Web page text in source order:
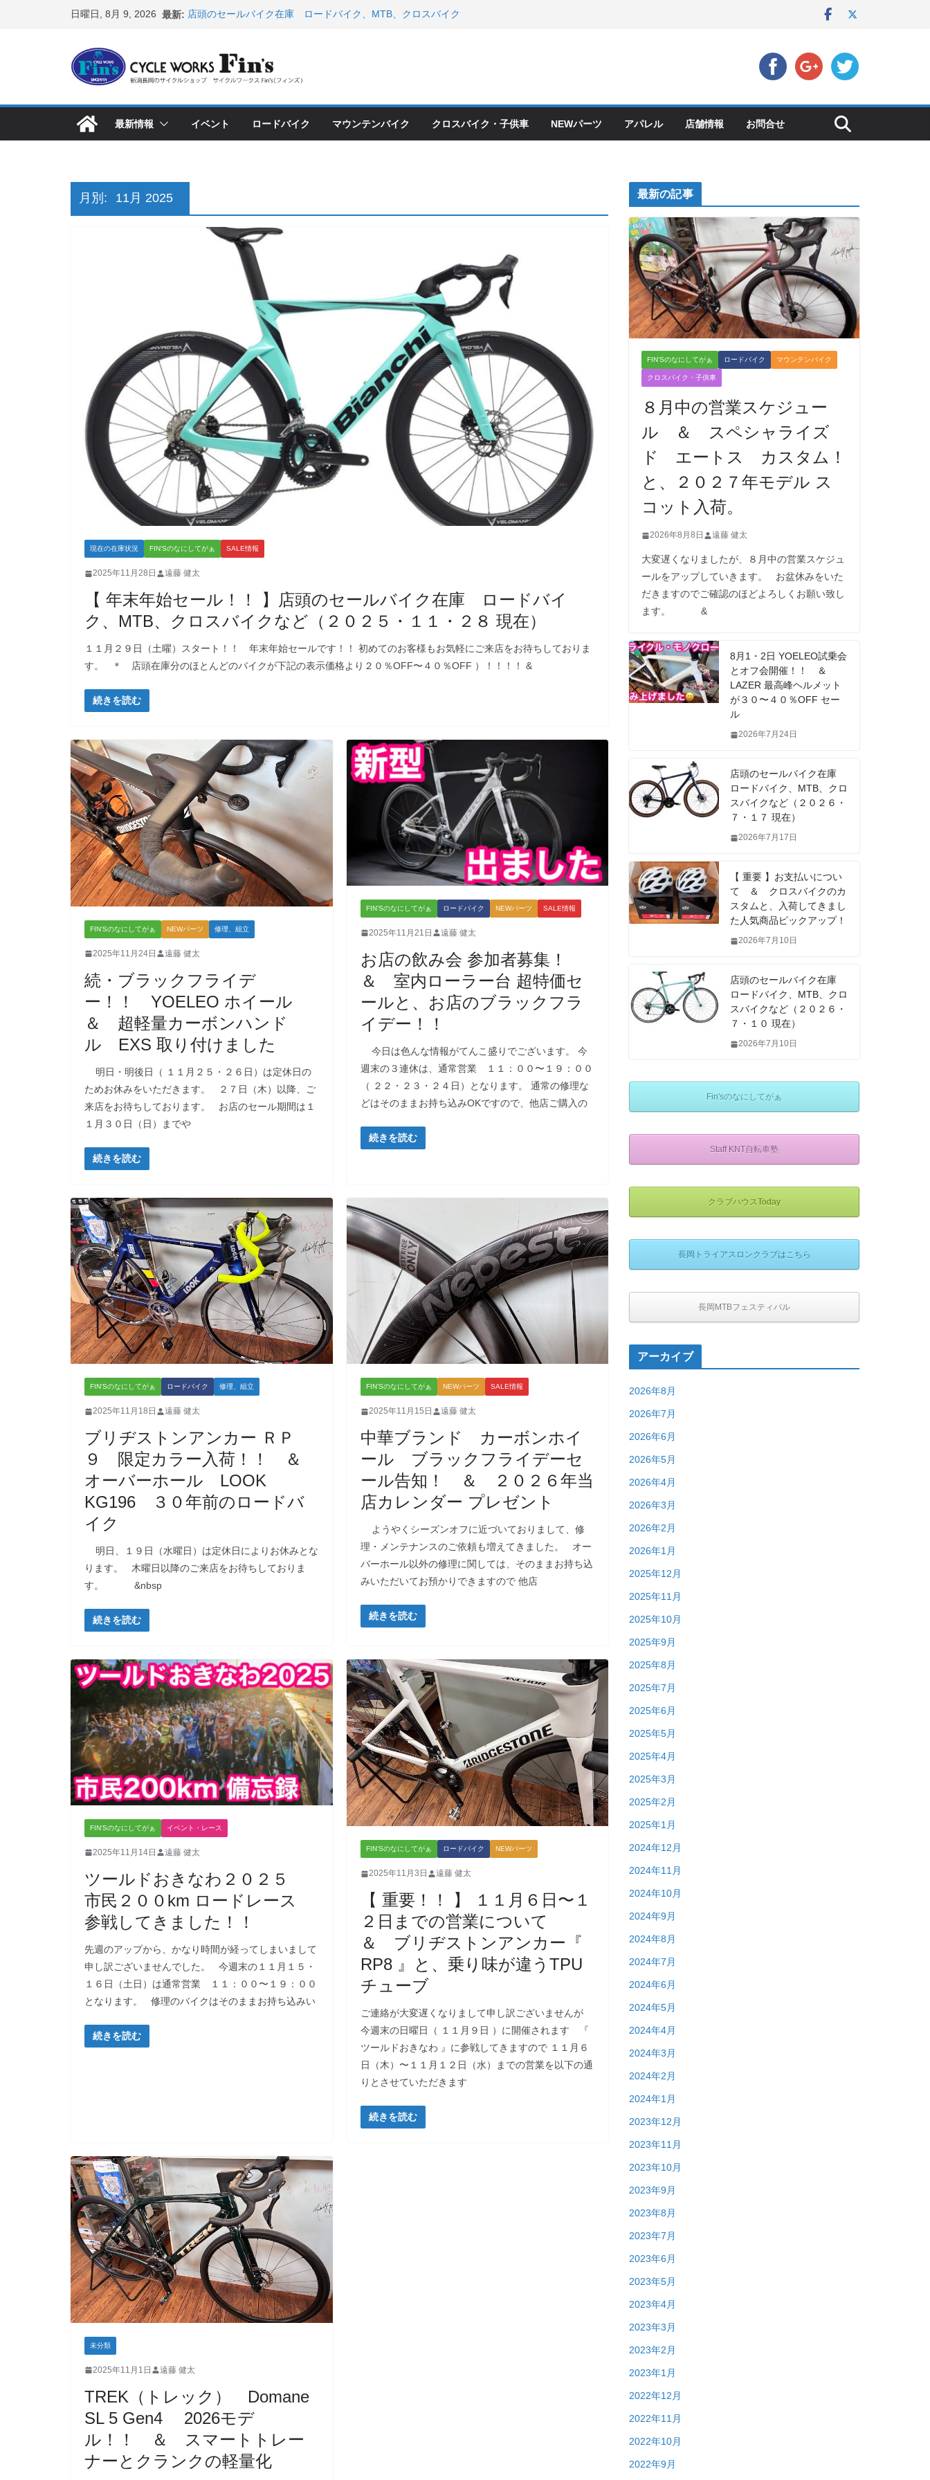
へ
キ
日曜日, 8月 9, 2026 最新: 店頭のセールバイク在庫 ロードバイク、MTB、クロスバイク
ス カスタム！と、２０２７年モデル スコット入荷。
8月1・2日 YOELEO試乗会とオフ会開催！！ ＆ LAZER 最高
峰ヘルメットが３０〜４０％OFF セール
など（２０２６・７・１７ 現在）
【 重要 】お支払いについて ＆ クロスバイクのカスタムと、
入荷してきました人気商品ピックアップ！
最新情報 イベント ロードバイク マウンテンバイク クロスバイク・子供車 NEWパーツ アパレル 店舗情報 お問合せ
月別: 11月 2025
現在の在庫状況 FIN'Sのなにしてがぁ SALE情報
2025年11月28日 遠藤 健太
【 年末年始セール！！ 】店頭のセールバイク在庫 ロードバイ
ク、MTB、クロスバイクなど（２０２５・１１・２８ 現在）
１１月２９日（土曜）スタート！！ 年末年始セールです！！ 初めてのお客様もお気軽にご来店をお待ちしておりま
す。 ＊ 店頭在庫分のほとんどのバイクが下記の表示価格より２０％OFF〜４０％OFF ）！！！！ &
続きを読む
FIN'Sのなにしてがぁ NEWパーツ 修理、組立
2025年11月24日 遠藤 健太
続・ブラックフライデ
ー！！ YOELEO ホイール
＆ 超軽量カーボンハンド
ル EXS 取り付けました
明日・明後日（ １１月２５・２６日）は定休日の
ためお休みをいただきます。 ２７日（木）以降、ご
来店をお待ちしております。 お店のセール期間は１
１月３０日（日）までや
続きを読む
FIN'Sのなにしてがぁ ロードバイク NEWパーツ SALE情報
2025年11月21日 遠藤 健太
お店の飲み会 参加者募集！
＆ 室内ローラー台 超特価セ
ールと、お店のブラックフラ
イデー！！
今日は色んな情報がてんこ盛りでございます。 今
週末の３連休は、通常営業 １１：００〜１９：００
（ ２２・２３・２４日）となります。 通常の修理な
どはそのままお持ち込みOKですので、他店ご購入の
続きを読む
FIN'Sのなにしてがぁ ロードバイク 修理、組立
2025年11月18日 遠藤 健太
ブリヂストンアンカー ＲＰ
９ 限定カラー入荷！！ ＆
オーバーホール LOOK
KG196 ３０年前のロードバ
イク
明日、１９日（水曜日）は定休日によりお休みとな
ります。 木曜日以降のご来店をお待ちしておりま
す。 &nbsp
続きを読む
FIN'Sのなにしてがぁ NEWパーツ SALE情報
2025年11月15日 遠藤 健太
中華ブランド カーボンホイ
ール ブラックフライデーセ
ール告知！ ＆ ２０２６年当
店カレンダー プレゼント
ようやくシーズンオフに近づいておりまして、修
理・メンテナンスのご依頼も増えてきました。 オー
バーホール以外の修理に関しては、そのままお持ち込
みいただいてお預かりできますので 他店
続きを読む
FIN'Sのなにしてがぁ イベント・レース
2025年11月14日 遠藤 健太
ツールドおきなわ２０２５
市民２００km ロードレース
参戦してきました！！
先週のアップから、かなり時間が経ってしまいまして
申し訳ございませんでした。 今週末の１１月１５・
１６日（土日）は通常営業 １１：００〜１９：００
となります。 修理のバイクはそのままお持ち込みい
続きを読む
FIN'Sのなにしてがぁ ロードバイク NEWパーツ
2025年11月3日 遠藤 健太
【 重要！！ 】 １１月６日〜１
２日までの営業について
＆ ブリヂストンアンカー『
RP8 』と、乗り味が違うTPU
チューブ
ご連絡が大変遅くなりまして申し訳ございませんが
今週末の日曜日（ １１月９日 ）に開催されます 『
ツールドおきなわ 』に参戦してきますので １１月６
日（木）〜１１月１２日（水）までの営業を以下の通
りとさせていただきます
続きを読む
未分類
2025年11月1日 遠藤 健太
TREK（トレック） Domane
SL 5 Gen4 2026モデ
ル！！ ＆ スマートトレー
ナーとクランクの軽量化
最新の記事
FIN'Sのなにしてがぁ ロードバイク マウンテンバイク
クロスバイク・子供車
８月中の営業スケジュー
ル ＆ スペシャライズ
ド エートス カスタム！
と、２０２７年モデル ス
コット入荷。
2026年8月8日 遠藤 健太
大変遅くなりましたが、８月中の営業スケジュ
ールをアップしていきます。 お盆休みをいた
だきますのでご確認のほどよろしくお願い致し
ます。 &
8月1・2日 YOELEO試乗会
とオフ会開催！！ ＆
LAZER 最高峰ヘルメット
が３０〜４０％OFF セー
ル
2026年7月24日
店頭のセールバイク在庫
ロードバイク、MTB、クロ
スバイクなど（２０２６・
７・１７ 現在）
2026年7月17日
【 重要 】お支払いについ
て ＆ クロスバイクのカ
スタムと、入荷してきまし
た人気商品ピックアップ！
2026年7月10日
店頭のセールバイク在庫
ロードバイク、MTB、クロ
スバイクなど（２０２６・
７・１０ 現在）
2026年7月10日
Fin'sのなにしてがぁ
Staff KNT自転車塾
クラブハウスToday
長岡トライアスロンクラブはこちら
長岡MTBフェスティバル
アーカイブ
2026年8月
2026年7月
2026年6月
2026年5月
2026年4月
2026年3月
2026年2月
2026年1月
2025年12月
2025年11月
2025年10月
2025年9月
2025年8月
2025年7月
2025年6月
2025年5月
2025年4月
2025年3月
2025年2月
2025年1月
2024年12月
2024年11月
2024年10月
2024年9月
2024年8月
2024年7月
2024年6月
2024年5月
2024年4月
2024年3月
2024年2月
2024年1月
2023年12月
2023年11月
2023年10月
2023年9月
2023年8月
2023年7月
2023年6月
2023年5月
2023年4月
2023年3月
2023年2月
2023年1月
2022年12月
2022年11月
2022年10月
2022年9月